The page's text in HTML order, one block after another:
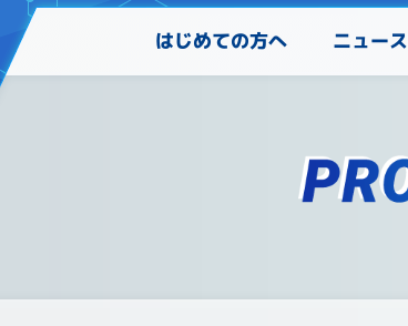
はじめての方へ ニュース